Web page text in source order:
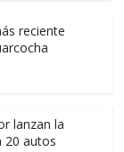
reciente
lanzan la
20 autos